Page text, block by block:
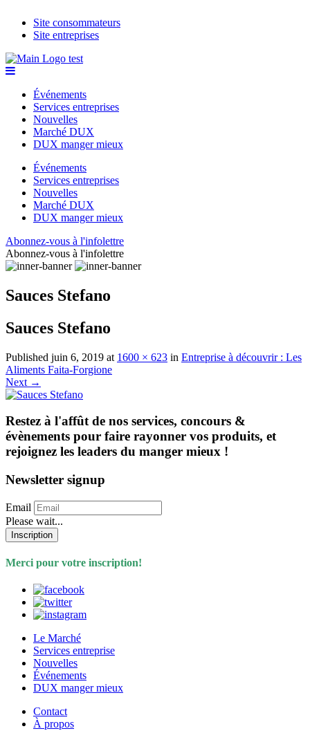
Site consommateurs
Site entreprises
Événements
Services entreprises
Nouvelles
Marché DUX
DUX manger mieux
Événements
Services entreprises
Nouvelles
Marché DUX
DUX manger mieux
Abonnez-vous à l'infolettre
Abonnez-vous à l'infolettre
Sauces Stefano
Sauces Stefano
Published juin 6, 2019 at 1600 × 623 in Entreprise à découvrir : Les
Aliments Faita-Forgione
Next →
Restez à l'affût de nos services, concours &
évènements pour faire rayonner vos produits, et
rejoignez les leaders du manger mieux !
Newsletter signup
Email
Please wait...
Inscription
Merci pour votre inscription!
Le Marché
Services entreprise
Nouvelles
Événements
DUX manger mieux
Contact
À propos